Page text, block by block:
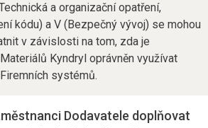
a organizační opatření,
kódu) a V (Bezpečný vývoj) se mohou
v závislosti na tom, zda je
Kyndryl oprávněn využívat
systémů.
Dodavatele doplňovat